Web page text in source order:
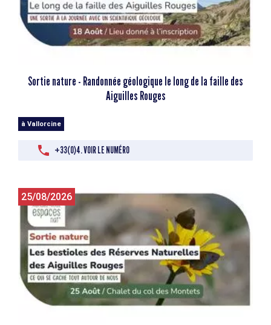
Sortie nature - Randonnée géologique le long de la faille des
Aiguilles Rouges
à Vallorcine
+33(0)4. VOIR LE NUMÉRO
25/08/2026